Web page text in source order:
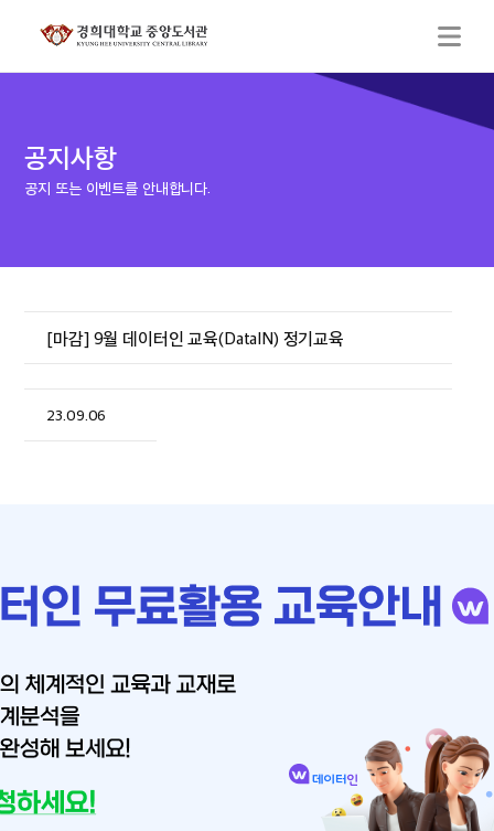
공지사항
공지 또는 이벤트를 안내합니다.
[마감] 9월 데이터인 교육(DataIN) 정기교육
23.09.06